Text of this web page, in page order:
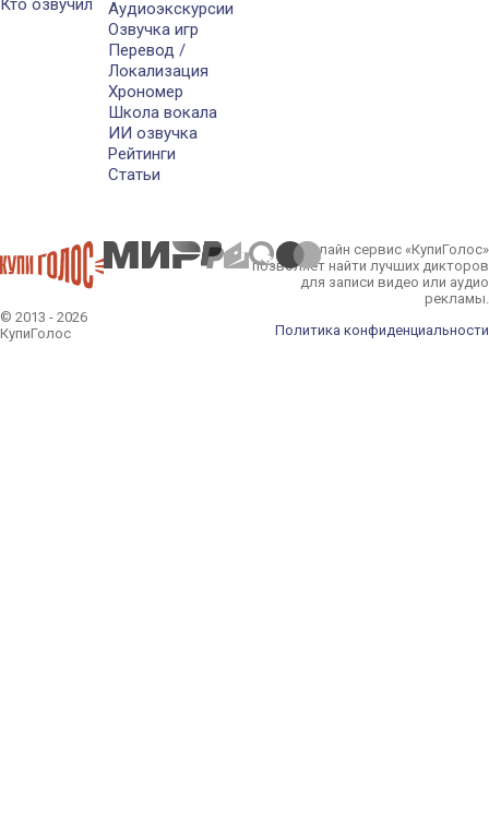
Кто озвучил
Аудиоэкскурсии
Озвучка игр
Перевод /
Локализация
Хрономер
Школа вокала
ИИ озвучка
Рейтинги
Статьи
© 2013 - 2026
КупиГолос
Онлайн сервис «КупиГолос»
позволяет найти лучших дикторов
для записи видео или аудио
рекламы.
Политика конфиденциальности